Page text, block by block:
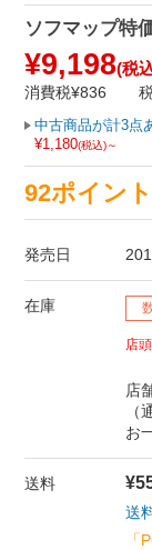
ソフマップ特
¥9,198(税
消費税¥836
中古商品が計3点
¥1,180(税込)～
92ポイン
発売日
在庫
店
店
（
お
送料
送